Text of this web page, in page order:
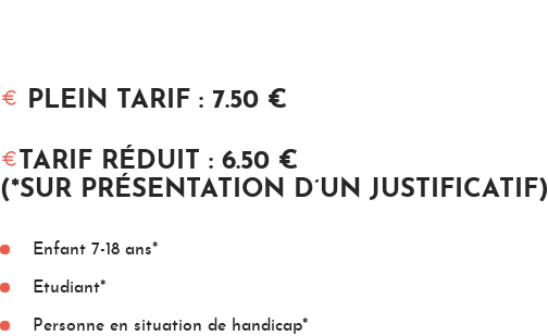
PLEIN TARIF : 7.50 €
TARIF RÉDUIT : 6.50 €
(*SUR PRÉSENTATION D’UN JUSTIFICATIF)
Enfant 7-18 ans*
Etudiant*
Personne en situation de handicap*